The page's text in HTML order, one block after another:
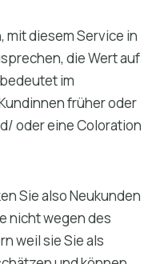
mit diesem Service in
die Wert auf
im
früher oder
oder eine Coloration
Sie also Neukunden
nicht wegen des
weil sie Sie als